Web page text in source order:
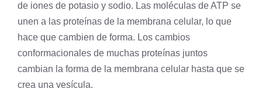
de iones de potasio y sodio. Las moléculas de ATP se
unen a las proteínas de la membrana celular, lo que
hace que cambien de forma. Los cambios
conformacionales de muchas proteínas juntos
cambian la forma de la membrana celular hasta que se
crea una vesícula.